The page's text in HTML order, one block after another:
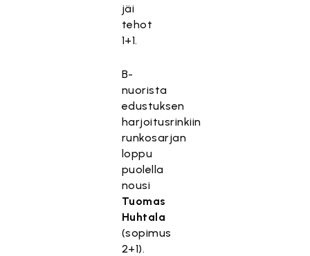
jäi
tehot
1+1.
B-
nuorista
edustuksen
harjoitusrinkiin
runkosarjan
loppu
puolella
nousi
Tuomas
Huhtala
(sopimus
2+1).